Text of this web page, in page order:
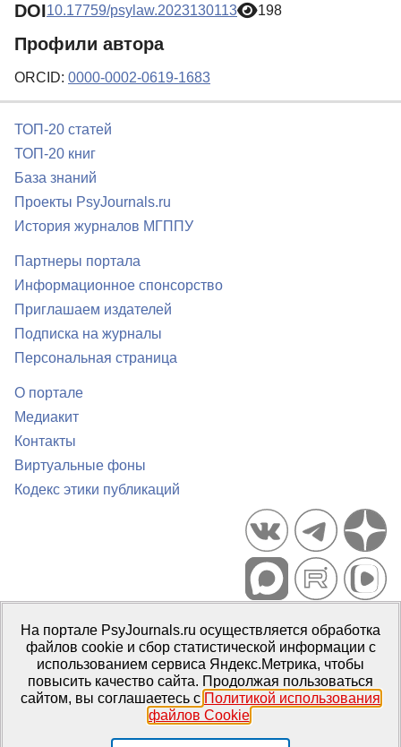
DOI10.17759/psylaw.2023130113 198
Профили автора
ORCID: 0000-0002-0619-1683
ТОП-20 статей
ТОП-20 книг
База знаний
Проекты PsyJournals.ru
История журналов МГППУ
Партнеры портала
Информационное спонсорство
Приглашаем издателей
Подписка на журналы
Персональная страница
О портале
Медиакит
Контакты
Виртуальные фоны
Кодекс этики публикаций
Портал психологических изданий PsyJournals.ru, 2007–2026
Правила использования материалов
Свидетельство регистрации СМИЭл № ФС77-66447 от 14 июля
2016 г.
Издатель: ФГБОУ ВО МГППУ
На портале PsyJournals.ru осуществляется обработка
файлов cookie и сбор статистической информации с
использованием сервиса Яндекс.Метрика, чтобы
повысить качество сайта. Продолжая пользоваться
сайтом, вы соглашаетесь с Политикой использования
файлов Cookie.